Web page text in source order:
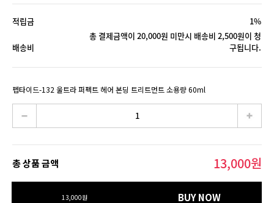
적립금 1%
배송비
총 결제금액이 20,000원 미만시 배송비 2,500원이 청
구됩니다.
펩타이드-132 울트라 퍼펙트 헤어 본딩 트리트먼트 소용량 60ml
총 상품 금액 13,000원
13,000원 BUY NOW